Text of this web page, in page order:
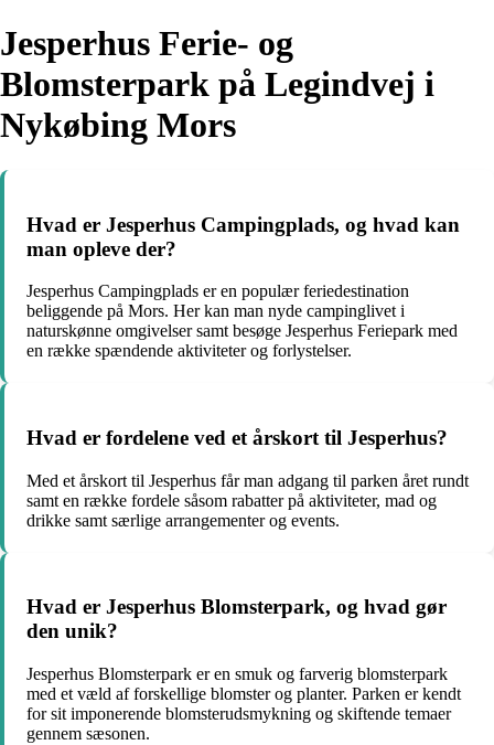
Jesperhus Ferie- og
Blomsterpark på Legindvej i
Nykøbing Mors
Hvad er Jesperhus Campingplads, og hvad kan
man opleve der?
Jesperhus Campingplads er en populær feriedestination
beliggende på Mors. Her kan man nyde campinglivet i
naturskønne omgivelser samt besøge Jesperhus Feriepark med
en række spændende aktiviteter og forlystelser.
Hvad er fordelene ved et årskort til Jesperhus?
Med et årskort til Jesperhus får man adgang til parken året rundt
samt en række fordele såsom rabatter på aktiviteter, mad og
drikke samt særlige arrangementer og events.
Hvad er Jesperhus Blomsterpark, og hvad gør
den unik?
Jesperhus Blomsterpark er en smuk og farverig blomsterpark
med et væld af forskellige blomster og planter. Parken er kendt
for sit imponerende blomsterudsmykning og skiftende temaer
gennem sæsonen.